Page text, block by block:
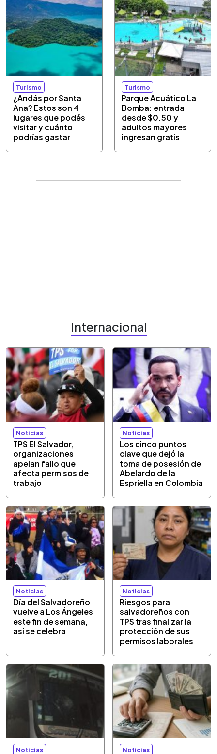
Turismo
¿Andás por Santa
Ana? Estos son 4
lugares que podés
visitar y cuánto
podrías gastar
Turismo
Parque Acuático La
Bomba: entrada
desde $0.50 y
adultos mayores
ingresan gratis
Internacional
Noticias
TPS El Salvador,
organizaciones
apelan fallo que
afecta permisos de
trabajo
Noticias
Los cinco puntos
clave que dejó la
toma de posesión de
Abelardo de la
Espriella en Colombia
Noticias
Día del Salvadoreño
vuelve a Los Ángeles
este fin de semana,
así se celebra
Noticias
Riesgos para
salvadoreños con
TPS tras finalizar la
protección de sus
permisos laborales
Noticias Noticias